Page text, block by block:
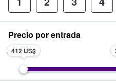
Precio por entrada
412 US$